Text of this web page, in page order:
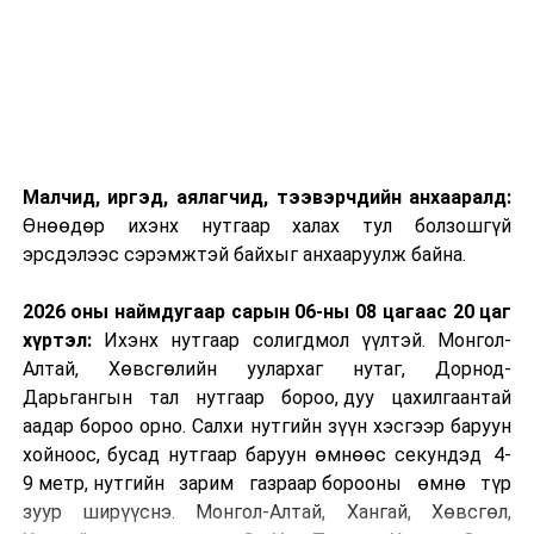
Малчид, иргэд, аялагчид, тээвэрчдийн анхааралд:
Өнөөдөр ихэнх нутгаар халах тул болзошгүй
эрсдэлээс сэрэмжтэй байхыг анхааруулж байна.
2026 оны наймдугаар сарын 06-ны 08 цагаас 20 цаг
хүртэл:Ихэнх нутгаар солигдмол үүлтэй. Монгол-
Алтай, Хөвсгөлийн уулархаг нутаг, Дорнод-
Дарьгангын тал нутгаар бороо, дуу цахилгаантай
аадар бороо орно. Салхи нутгийн зүүн хэсгээр баруун
хойноос, бусад нутгаар баруун өмнөөс секундэд 4-
9 метр, нутгийн зарим газраар борооны өмнө түр
зуур ширүүснэ. Монгол-Алтай, Хангай, Хөвсгөл,